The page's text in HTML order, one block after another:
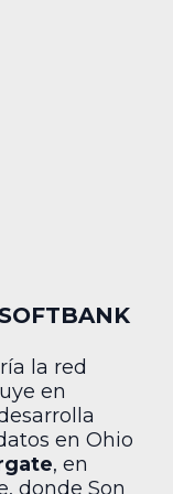
la red
en
en Ohio
, en
donde Son